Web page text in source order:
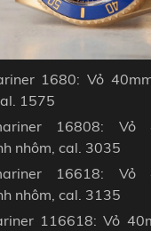
1680: Vỏ
1575
16808:
nhôm, cal. 3035
16618:
nhôm, cal. 3135
116618: Vỏ